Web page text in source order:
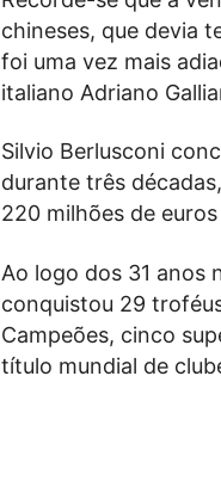
chineses, que devia
foi uma vez mais
italiano Adriano
Silvio Berlusconi
durante três
220 milhões de
Ao logo dos 31 anos
conquistou 29
Campeões, cinco
título mundial de